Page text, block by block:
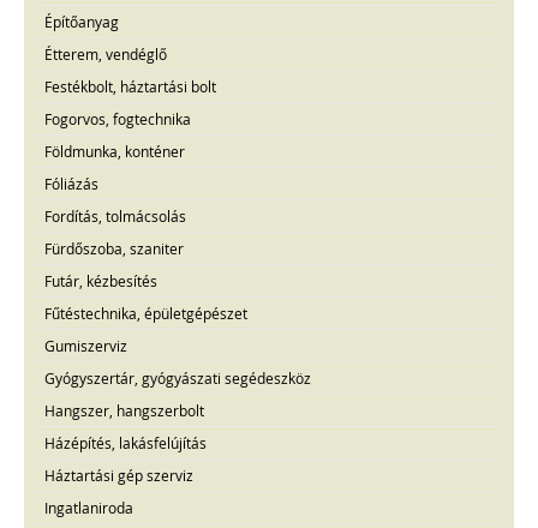
Építőanyag
Étterem, vendéglő
Festékbolt, háztartási bolt
Fogorvos, fogtechnika
Földmunka, konténer
Fóliázás
Fordítás, tolmácsolás
Fürdőszoba, szaniter
Futár, kézbesítés
Fűtéstechnika, épületgépészet
Gumiszerviz
Gyógyszertár, gyógyászati segédeszköz
Hangszer, hangszerbolt
Házépítés, lakásfelújítás
Háztartási gép szerviz
Ingatlaniroda